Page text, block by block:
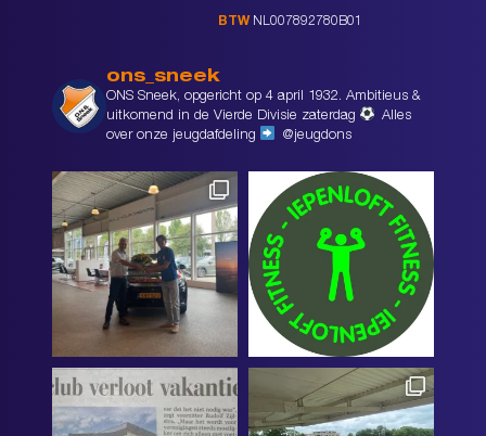
BTW NL007892780B01
ons_sneek
ONS Sneek, opgericht op 4 april 1932. Ambitieus &
uitkomend in de Vierde Divisie zaterdag
Alles
over onze jeugdafdeling
@jeugdons